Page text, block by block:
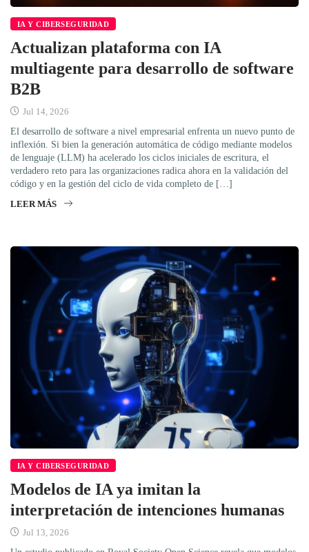
IA Y CIBERSEGURIDAD
Actualizan plataforma con IA
multiagente para desarrollo de software
B2B
Jul 14, 2026
El desarrollo de software a nivel empresarial enfrenta un nuevo punto de
inflexión. Si bien la generación automática de código mediante modelos
de lenguaje (LLM) ha acelerado los ciclos iniciales de escritura, el
verdadero reto para las organizaciones radica ahora en la validación del
código y en la gestión del ciclo de vida completo de […]
LEER MÁS
IA Y CIBERSEGURIDAD
Modelos de IA ya imitan la
interpretación de intenciones humanas
Jul 13, 2026